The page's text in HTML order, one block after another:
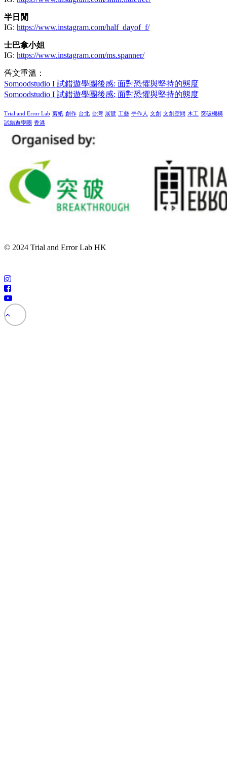
半日閒
IG: https://www.instagram.com/half_dayof_f/
士巴拿小姐
IG: https://www.instagram.com/ms.spanner/
舊文重溫：
Somoodstudio I 試錯遊學團後感: 面對恐懼與堅持的態度
Somoodstudio I 試錯遊學團後感: 面對恐懼與堅持的態度
Trial and Error Lab 剪紙 創作 台北 台灣 展覽 工藝 手作人 文創 文創空間 木工 突破機構
試錯遊學團 香港
© 2024 Trial and Error Lab HK